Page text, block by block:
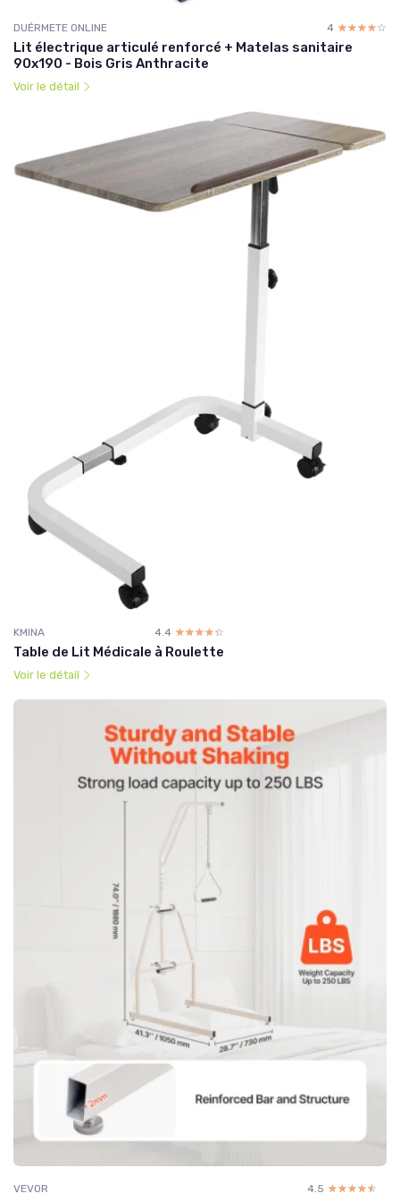
DUÉRMETE ONLINE 4 ☆☆☆☆☆
★★★★★
Lit électrique articulé renforcé + Matelas sanitaire
90x190 - Bois Gris Anthracite
Voir le détail
KMINA 4.4 ☆☆☆☆☆
★★★★★
Table de Lit Médicale à Roulette
Voir le détail
VEVOR 4.5 ☆☆☆☆☆
★★★★★